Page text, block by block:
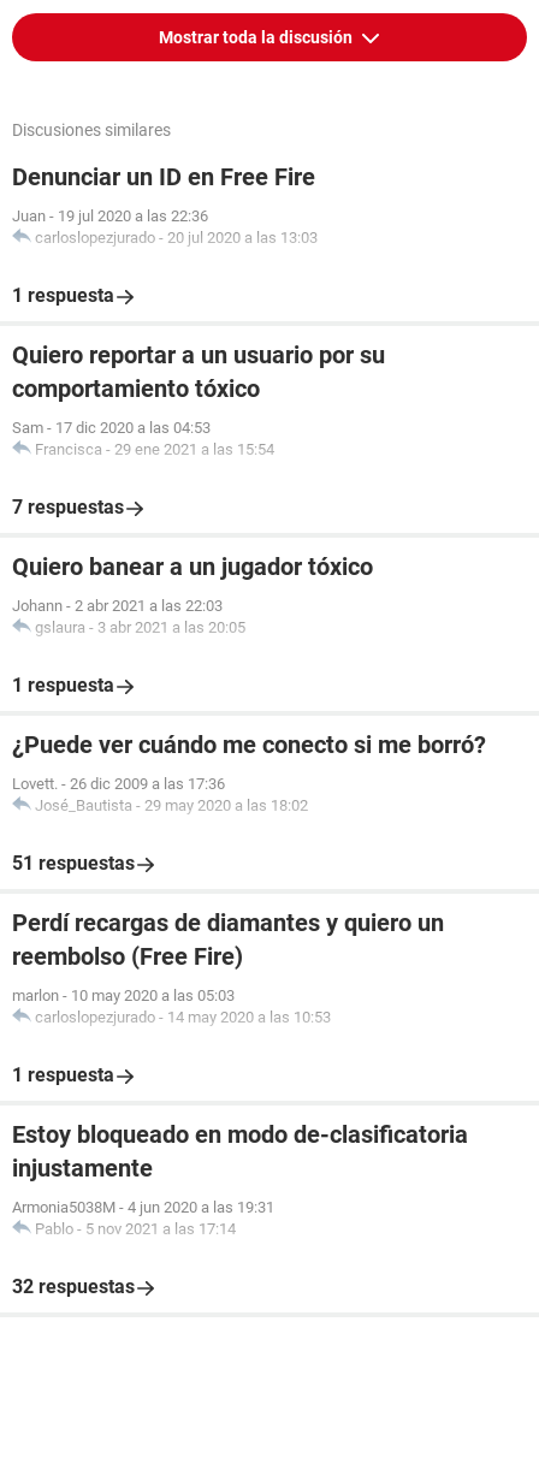
Mostrar toda la discusión
Discusiones similares
Denunciar un ID en Free Fire
Juan - 19 jul 2020 a las 22:36
carloslopezjurado - 20 jul 2020 a las 13:03
1 respuesta
Quiero reportar a un usuario por su
comportamiento tóxico
Sam - 17 dic 2020 a las 04:53
Francisca - 29 ene 2021 a las 15:54
7 respuestas
Quiero banear a un jugador tóxico
Johann - 2 abr 2021 a las 22:03
gslaura - 3 abr 2021 a las 20:05
1 respuesta
¿Puede ver cuándo me conecto si me borró?
Lovett. - 26 dic 2009 a las 17:36
José_Bautista - 29 may 2020 a las 18:02
51 respuestas
Perdí recargas de diamantes y quiero un
reembolso (Free Fire)
marlon - 10 may 2020 a las 05:03
carloslopezjurado - 14 may 2020 a las 10:53
1 respuesta
Estoy bloqueado en modo de-clasificatoria
injustamente
Armonia5038M - 4 jun 2020 a las 19:31
Pablo - 5 nov 2021 a las 17:14
32 respuestas